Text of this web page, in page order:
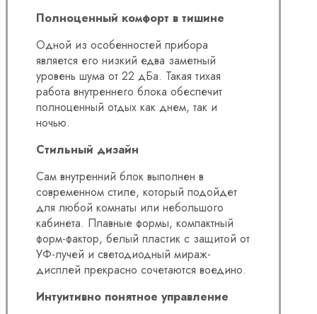
Полноценный комфорт в тишине
Одной из особенностей прибора
является его низкий едва заметный
уровень шума от 22 дБа. Такая тихая
работа внутреннего блока обеспечит
полноценный отдых как днем, так и
ночью.
Стильный дизайн
Сам внутренний блок выполнен в
современном стиле, который подойдет
для любой комнаты или небольшого
кабинета. Плавные формы, компактный
форм-фактор, белый пластик с защитой от
УФ-лучей и светодиодный мираж-
дисплей прекрасно сочетаются воедино.
Интуитивно понятное управление